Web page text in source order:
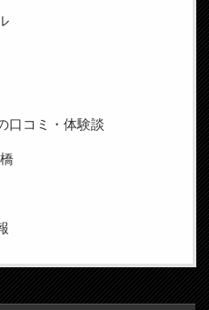
口コミ・体験談